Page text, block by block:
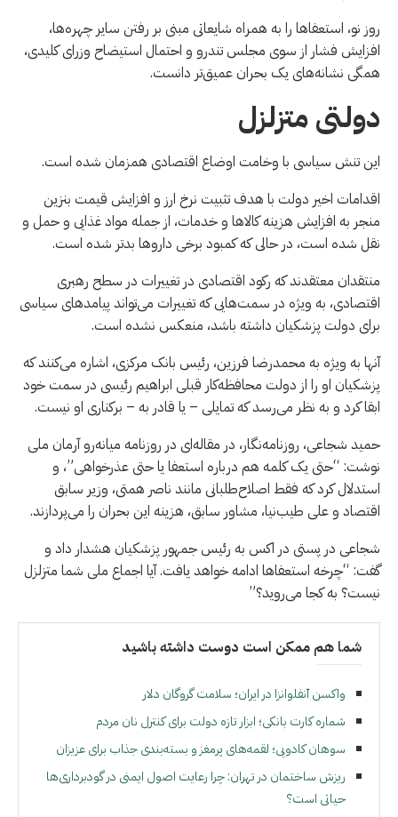
روز نو، استعفاها را به همراه شایعاتی مبنی بر رفتن سایر چهره‌ها،
افزایش فشار از سوی مجلس تندرو و احتمال استیضاح وزرای کلیدی،
همگی نشانه‌های یک بحران عمیق‌تر دانست.
دولتی متزلزل
این تنش سیاسی با وخامت اوضاع اقتصادی همزمان شده است.
اقدامات اخیر دولت با هدف تثبیت نرخ ارز و افزایش قیمت بنزین
منجر به افزایش هزینه کالاها و خدمات، از جمله مواد غذایی و حمل و
نقل شده است، در حالی که کمبود برخی داروها بدتر شده است.
منتقدان معتقدند که رکود اقتصادی در تغییرات در سطح رهبری
اقتصادی، به ویژه در سمت‌هایی که تغییرات می‌تواند پیامدهای سیاسی
برای دولت پزشکیان داشته باشد، منعکس نشده است.
آنها به ویژه به محمدرضا فرزین، رئیس بانک مرکزی، اشاره می‌کنند که
پزشکیان او را از دولت محافظه‌کار قبلی ابراهیم رئیسی در سمت خود
ابقا کرد و به نظر می‌رسد که تمایلی – یا قادر به – برکناری او نیست.
حمید شجاعی، روزنامه‌نگار، در مقاله‌ای در روزنامه میانه‌رو آرمان ملی
نوشت: “حتی یک کلمه هم درباره استعفا یا حتی عذرخواهی”، و
استدلال کرد که فقط اصلاح‌طلبانی مانند ناصر همتی، وزیر سابق
اقتصاد و علی طیب‌نیا، مشاور سابق، هزینه این بحران را می‌پردازند.
شجاعی در پستی در اكس به رئیس جمهور پزشکیان هشدار داد و
گفت: “چرخه استعفاها ادامه خواهد یافت. آیا اجماع ملی شما متزلزل
نیست؟ به کجا می‌روید؟”
شما هم ممکن است دوست داشته باشید
واکسن آنفلوانزا در ایران؛ سلامت گروگان دلار
شماره کارت بانکی؛ ابزار تازه دولت برای کنترل نان مردم
سوهان کادویی؛ لقمه‌های پرمغز و بسته‌بندی جذاب برای عزیزان
ریزش ساختمان در تهران: چرا رعایت اصول ایمنی در گودبرداری‌ها
حیاتی است؟